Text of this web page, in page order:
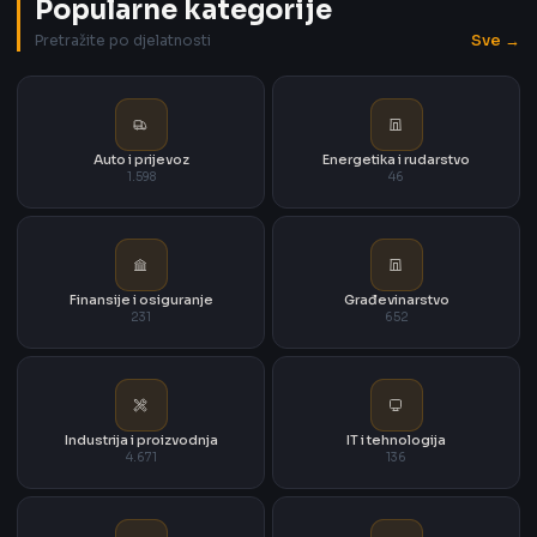
Popularne kategorije
Pretražite po djelatnosti Sve →
Auto i prijevoz
1.598
Energetika i rudarstvo
46
Finansije i osiguranje
231
Građevinarstvo
652
Industrija i proizvodnja
4.671
IT i tehnologija
136